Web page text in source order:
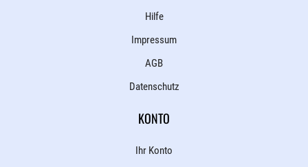
Hilfe
Impressum
AGB
Datenschutz
KONTO
Ihr Konto